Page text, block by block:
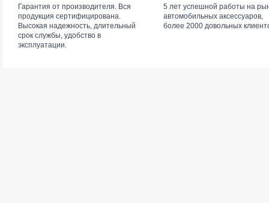
Гарантия от производителя. Вся
продукция сертифицирована.
Высокая надежность, длительный
срок службы, удобство в
эксплуатации.
5 лет успешной работы на
автомобильных аксессуаров,
более 2000 довольных